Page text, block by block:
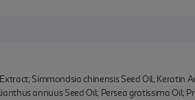
Simmondsia chinensis Seed Oil; Keratin
annuus Seed Oil; Persea gratissima Oil;